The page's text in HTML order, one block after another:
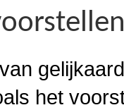
het